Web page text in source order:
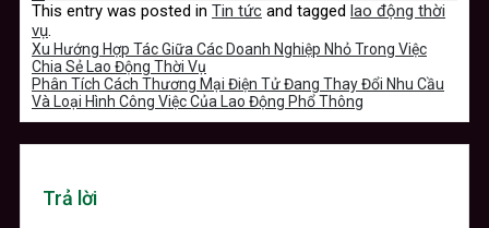
This entry was posted in Tin tức and tagged lao động thời
vụ.
Xu Hướng Hợp Tác Giữa Các Doanh Nghiệp Nhỏ Trong Việc
Chia Sẻ Lao Động Thời Vụ
Phân Tích Cách Thương Mại Điện Tử Đang Thay Đổi Nhu Cầu
Và Loại Hình Công Việc Của Lao Động Phổ Thông
Trả lời